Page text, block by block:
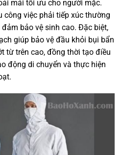
mái tối ưu cho người mặc.
công việc phải tiếp xúc thường
bảo vệ sinh cao. Đặc biệt,
giúp bảo vệ đầu khỏi bụi bẩn
từ trên cao, đồng thời tạo điều
động di chuyển và thực hiện